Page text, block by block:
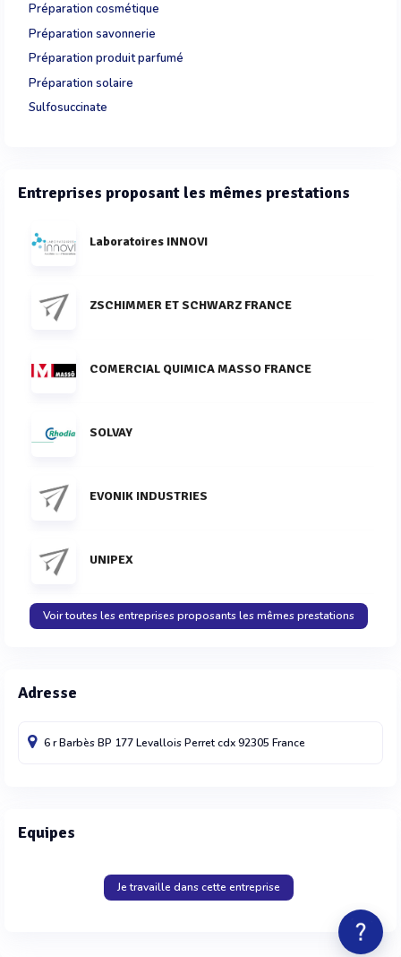
Préparation cosmétique
Préparation savonnerie
Préparation produit parfumé
Préparation solaire
Sulfosuccinate
Entreprises proposant les mêmes prestations
Laboratoires INNOVI
ZSCHIMMER ET SCHWARZ FRANCE
COMERCIAL QUIMICA MASSO FRANCE
SOLVAY
EVONIK INDUSTRIES
UNIPEX
Voir toutes les entreprises proposants les mêmes prestations
Adresse
6 r Barbès BP 177Levallois Perret cdx92305 France
Equipes
Je travaille dans cette entreprise